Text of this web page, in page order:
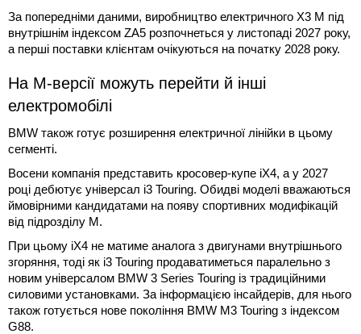
За попередніми даними, виробництво електричного X3 M під
внутрішнім індексом ZA5 розпочнеться у листопаді 2027 року,
а перші поставки клієнтам очікуються на початку 2028 року.
На M-версії можуть перейти й інші
електромобілі
BMW також готує розширення електричної лінійки в цьому
сегменті.
Восени компанія представить кросовер-купе iX4, а у 2027
році дебютує універсал i3 Touring. Обидві моделі вважаються
ймовірними кандидатами на появу спортивних модифікацій
від підрозділу M.
При цьому iX4 не матиме аналога з двигунами внутрішнього
згоряння, тоді як i3 Touring продаватиметься паралельно з
новим універсалом BMW 3 Series Touring із традиційними
силовими установками. За інформацією інсайдерів, для нього
також готується нове покоління BMW M3 Touring з індексом
G88.